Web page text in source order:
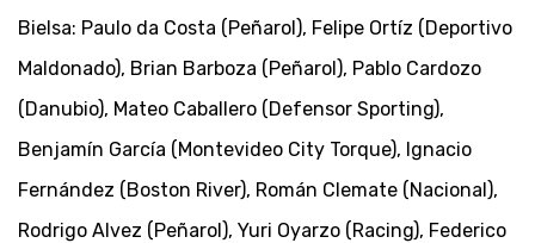
Bielsa: Paulo da Costa (Peñarol), Felipe Ortíz (Deportivo
Maldonado), Brian Barboza (Peñarol), Pablo Cardozo
(Danubio), Mateo Caballero (Defensor Sporting),
Benjamín García (Montevideo City Torque), Ignacio
Fernández (Boston River), Román Clemate (Nacional),
Rodrigo Alvez (Peñarol), Yuri Oyarzo (Racing), Federico